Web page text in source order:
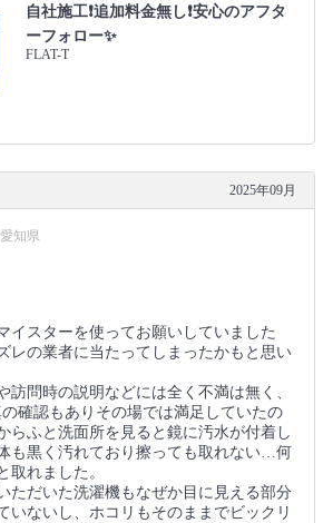
自社施工❗️追加料金無し❗️安心のアフタ
ーフォロー✨
FLAT-T
2025年09月
知県
イスターを使ってお願いしていました
レの業者に当たってしまったかもと思い
訪問時の説明などには全く不満は無く、
の確認もありその場では満足していたの
らふと洗面所を見ると鏡に汚水が付着し
も黒く汚れており擦っても取れない…何
取れました。
ただいた洗濯機もなぜか目に見える部分
いないし、ホコリもそのままでビックリ